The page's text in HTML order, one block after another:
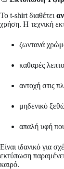
Το t-shirt διαθέτει
χρήση. Η τεχνική
ζωντανά
καθαρές
αντοχή στις
μηδενικό
απαλή υφή
Είναι ιδανικό για
εκτύπωση
καιρό.